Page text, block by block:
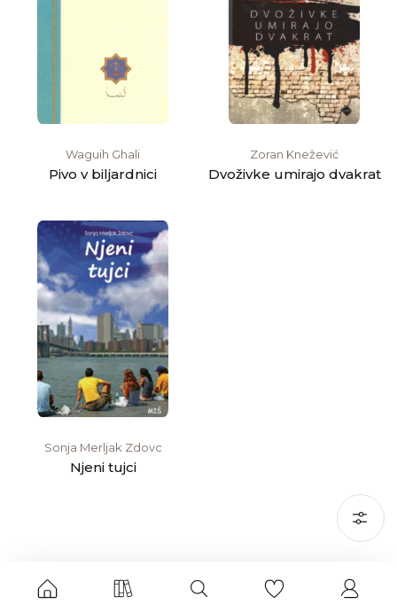
Waguih Ghali
Pivo v biljardnici
Zoran Knežević
Dvoživke umirajo dvakrat
Sonja Merljak Zdovc
Njeni tujci